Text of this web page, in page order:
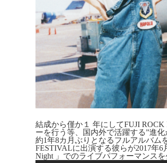
結成から僅か１ 年にしてFUJI
ーを行う等、国内外で活躍する”進化
約1年8カ月ぶりとなるフルアルバム
FESTIVALに出演する彼らが2017年6
Night 」でのライブパフォーマンスを